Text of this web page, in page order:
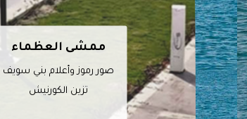
ممشى العظماء
صور رموز وأعلام بني سويف
تزين الكورنيش